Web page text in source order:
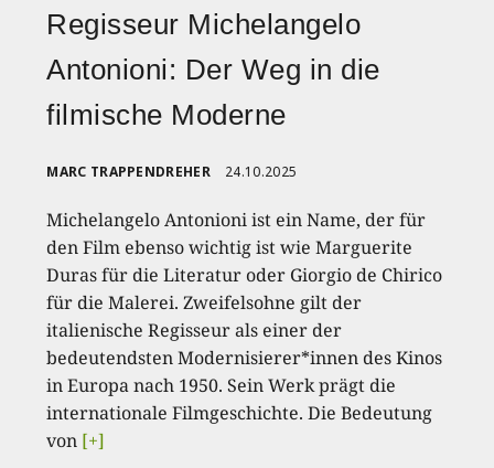
Regisseur Michelangelo
Antonioni: Der Weg in die
filmische Moderne
MARC TRAPPENDREHER 24.10.2025
Michelangelo Antonioni ist ein Name, der für
den Film ebenso wichtig ist wie Marguerite
Duras für die Literatur oder Giorgio de Chirico
für die Malerei. Zweifelsohne gilt der
italienische Regisseur als einer der
bedeutendsten Modernisierer*innen des Kinos
in Europa nach 1950. Sein Werk prägt die
internationale Filmgeschichte. Die Bedeutung
von [+]